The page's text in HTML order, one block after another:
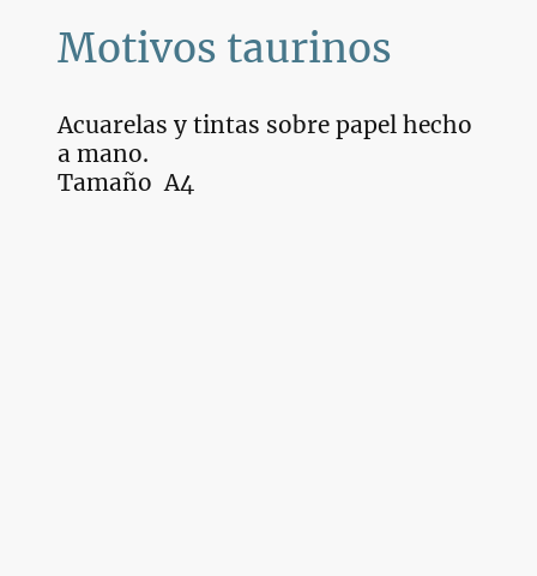
Motivos taurinos
Acuarelas y tintas sobre papel hecho
a mano.
Tamaño A4